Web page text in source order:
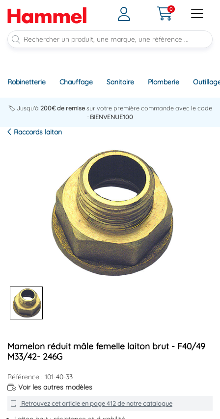
0
Robinetterie Chauffage Sanitaire Plomberie
🏷️ Jusqu'à 200€ de remisesur votre première commande avec le code
: BIENVENUE100
Raccords laiton
Mamelon réduit mâle femelle laiton brut - F40/49
M33/42- 246G
Référence : 101-40-33
Voir les autres modèles
Retrouvez cet article en page 412de notre catalogue